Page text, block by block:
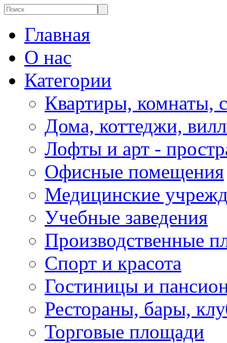
Главная
О нас
Категории
Квартиры, комнаты,
Дома, коттеджи,
Лофты и арт -
Офисные помещения
Медицинские
Учебные заведения
Производственные
Спорт и красота
Гостиницы и
Рестораны, бары,
Торговые площади